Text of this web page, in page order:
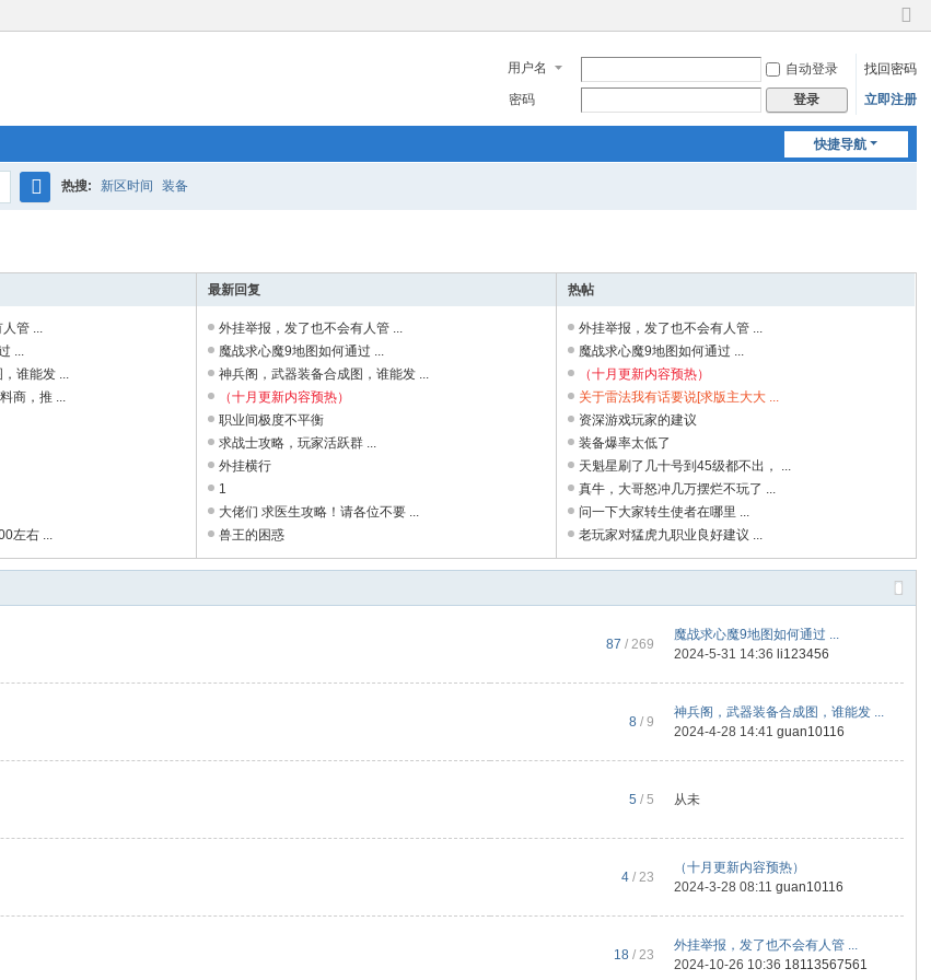
切
到
窄
用户名 自动登录
找回密码
密码
登录 立即注册
快捷导航
热搜: 新区时间 装备
管 ...
...
谁能发 ...
商，推 ...
左右 ...
最新回复
外挂举报，发了也不会有人管 ...
魔战求心魔9地图如何通过 ...
神兵阁，武器装备合成图，谁能发 ...
（十月更新内容预热）
职业间极度不平衡
求战士攻略，玩家活跃群 ...
外挂横行
1
大佬们 求医生攻略！请各位不要 ...
兽王的困惑
热帖
外挂举报，发了也不会有人管 ...
魔战求心魔9地图如何通过 ...
（十月更新内容预热）
关于雷法我有话要说[求版主大大 ...
资深游戏玩家的建议
装备爆率太低了
天魁星刷了几十号到45级都不出， ...
真牛，大哥怒冲几万摆烂不玩了 ...
问一下大家转生使者在哪里 ...
老玩家对猛虎九职业良好建议 ...
87 / 269
魔战求心魔9地图如何通过 ...
2024-5-31 14:36 li123456
8 / 9
神兵阁，武器装备合成图，谁能发 ...
2024-4-28 14:41guan10116
5 / 5 从未
4 / 23
（十月更新内容预热）
2024-3-28 08:11guan10116
18 / 23
外挂举报，发了也不会有人管 ...
2024-10-26 10:36 18113567561